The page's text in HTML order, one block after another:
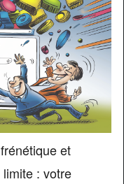
et
limite : votre